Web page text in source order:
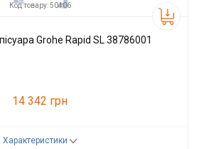
Код товару: 50406
Grohe Rapid SL 38786001
14 342 грн
Характеристики